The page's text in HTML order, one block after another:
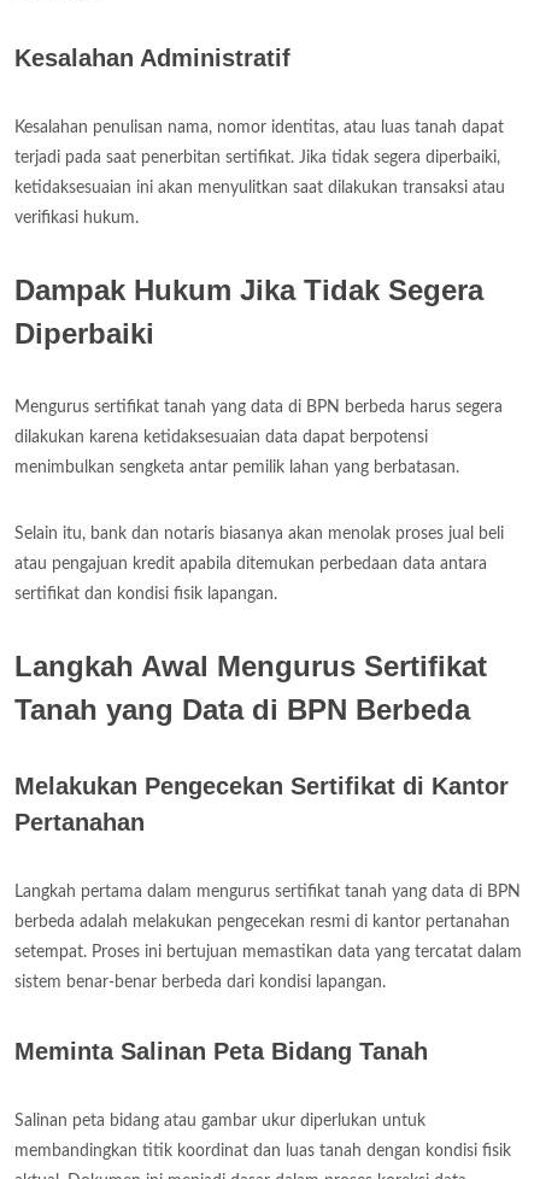
Kesalahan Administratif
Kesalahan penulisan nama, nomor identitas, atau luas tanah dapat
terjadi pada saat penerbitan sertifikat. Jika tidak segera diperbaiki,
ketidaksesuaian ini akan menyulitkan saat dilakukan transaksi atau
verifikasi hukum.
Dampak Hukum Jika Tidak Segera
Diperbaiki
Mengurus sertifikat tanah yang data di BPN berbeda harus segera
dilakukan karena ketidaksesuaian data dapat berpotensi
menimbulkan sengketa antar pemilik lahan yang berbatasan.
Selain itu, bank dan notaris biasanya akan menolak proses jual beli
atau pengajuan kredit apabila ditemukan perbedaan data antara
sertifikat dan kondisi fisik lapangan.
Langkah Awal Mengurus Sertifikat
Tanah yang Data di BPN Berbeda
Melakukan Pengecekan Sertifikat di Kantor
Pertanahan
Langkah pertama dalam mengurus sertifikat tanah yang data di BPN
berbeda adalah melakukan pengecekan resmi di kantor pertanahan
setempat. Proses ini bertujuan memastikan data yang tercatat dalam
sistem benar-benar berbeda dari kondisi lapangan.
Meminta Salinan Peta Bidang Tanah
Salinan peta bidang atau gambar ukur diperlukan untuk
membandingkan titik koordinat dan luas tanah dengan kondisi fisik